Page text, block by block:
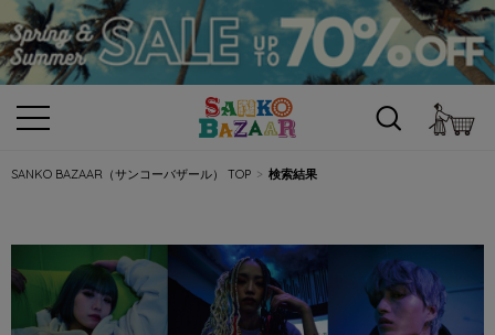
SANKO BAZAAR（サンコーバザール） TOP 検索結果